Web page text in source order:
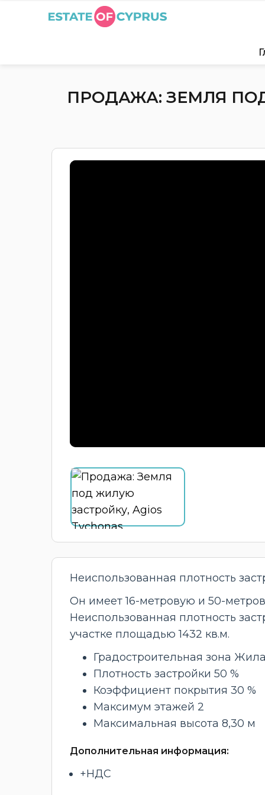
ПРОДАЖА: ЗЕМЛЯ ПОД
Неиспользованная плотность
Он имеет 16-метровую и 50-
Неиспользованная плотность
участке площадью 1432 кв.м.
Градостроительная зона
Плотность застройки 50 %
Коэффициент покрытия 30 %
Максимум этажей 2
Максимальная высота 8,30 м
Дополнительная информация:
+НДС